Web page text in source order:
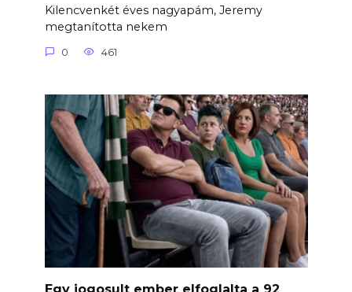
Kilencvenkét éves nagyapám, Jeremy
megtanította nekem
0 461
Egy jogosult ember elfoglalta a 92